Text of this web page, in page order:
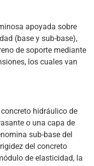
apoyada sobre
(base y sub-base),
de soporte mediante
los cuales van
hidráulico de
o una capa de
sub-base del
del concreto
de elasticidad, la